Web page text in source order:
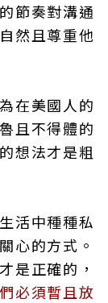
節奏對溝通
然且尊重他
在美國人的
且不得體的
想法才是粗
活中種種私
心的方式。
是正確的，
必須暫且放